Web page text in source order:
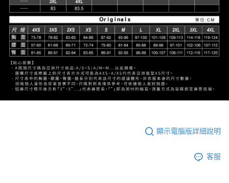
顯示電腦版詳細說明
客服